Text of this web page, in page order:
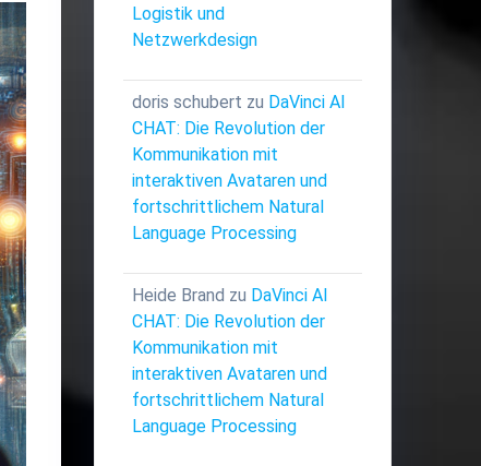
Logistik und
Netzwerkdesign
doris schubert zu DaVinci AI
CHAT: Die Revolution der
Kommunikation mit
interaktiven Avataren und
fortschrittlichem Natural
Language Processing
Heide Brand zu DaVinci AI
CHAT: Die Revolution der
Kommunikation mit
interaktiven Avataren und
fortschrittlichem Natural
Language Processing